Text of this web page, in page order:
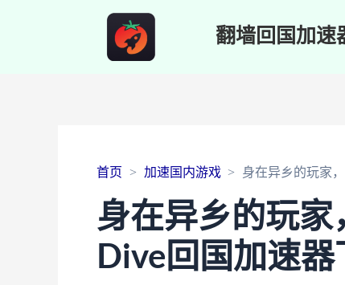
翻墙回国加速
首页 加速国内游戏 身在异乡的玩家
身在异乡的玩
Dive回国加速器